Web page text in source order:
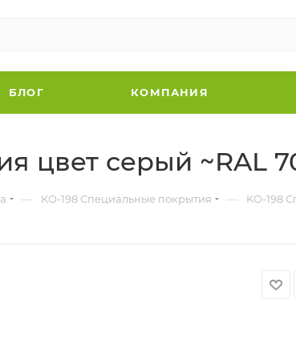
БЛОГ КОМПАНИЯ
цвет серый ~RAL
— KO-198 Специальные покрытия — KO-198